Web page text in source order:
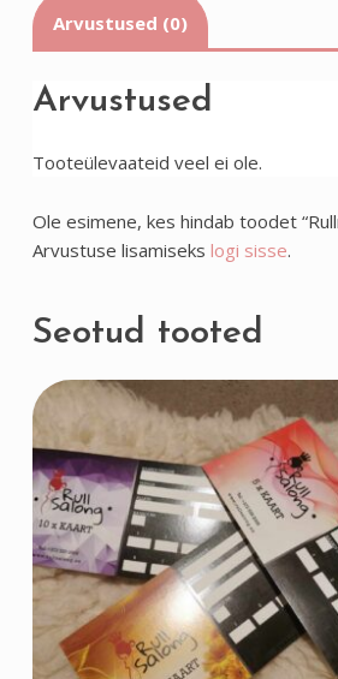
Arvustused (0)
Arvustused
Tooteülevaateid veel ei ole.
Ole esimene, kes hindab toodet
Arvustuse lisamiseks logi sisse.
Seotud tooted